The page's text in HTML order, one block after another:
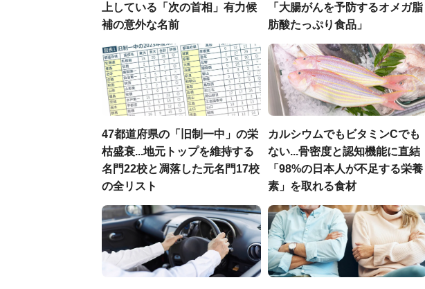
上している「次の首相」有力候
補の意外な名前
「大腸がんを予防するオメガ脂
肪酸たっぷり食品」
47都道府県の「旧制一中」の栄
枯盛衰...地元トップを維持する
名門22校と凋落した元名門17校
の全リスト
カルシウムでもビタミンCでも
ない...骨密度と認知機能に直結
「98%の日本人が不足する栄養
素」を取れる食材